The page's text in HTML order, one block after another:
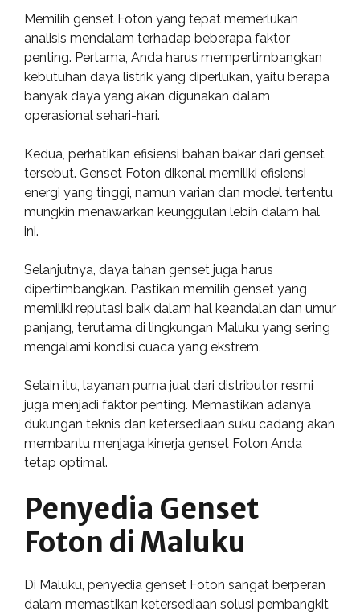
Memilih genset Foton yang tepat memerlukan
analisis mendalam terhadap beberapa faktor
penting. Pertama, Anda harus mempertimbangkan
kebutuhan daya listrik yang diperlukan, yaitu berapa
banyak daya yang akan digunakan dalam
operasional sehari-hari.
Kedua, perhatikan efisiensi bahan bakar dari genset
tersebut. Genset Foton dikenal memiliki efisiensi
energi yang tinggi, namun varian dan model tertentu
mungkin menawarkan keunggulan lebih dalam hal
ini.
Selanjutnya, daya tahan genset juga harus
dipertimbangkan. Pastikan memilih genset yang
memiliki reputasi baik dalam hal keandalan dan umur
panjang, terutama di lingkungan Maluku yang sering
mengalami kondisi cuaca yang ekstrem.
Selain itu, layanan purna jual dari distributor resmi
juga menjadi faktor penting. Memastikan adanya
dukungan teknis dan ketersediaan suku cadang akan
membantu menjaga kinerja genset Foton Anda
tetap optimal.
Penyedia Genset
Foton di Maluku
Di Maluku, penyedia genset Foton sangat berperan
dalam memastikan ketersediaan solusi pembangkit